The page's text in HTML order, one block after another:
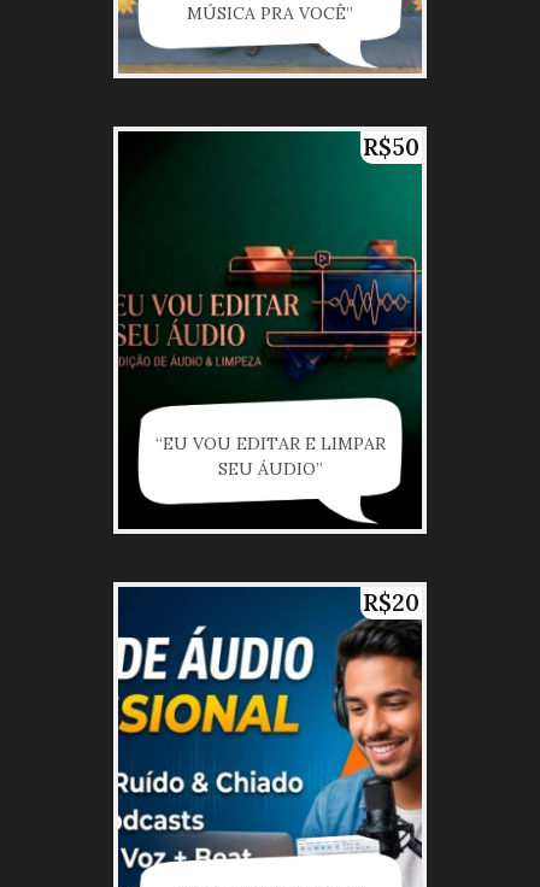
MÚSICA PRA VOCÊ”
R$50
“EU VOU EDITAR E LIMPAR
SEU ÁUDIO”
R$20